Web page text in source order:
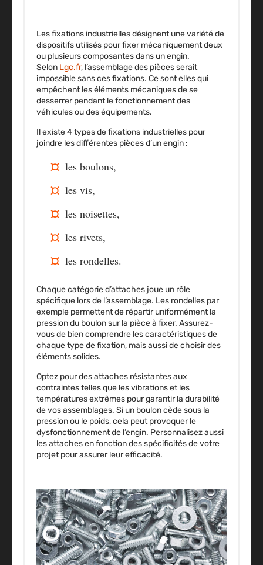
Lesfixations industriellesdésignent une variété de
dispositifs utilisés pour fixer mécaniquement deux
ou plusieurs composantes dans un engin.
Selon Lgc.fr, l’assemblage des pièces serait
impossible sans ces fixations. Ce sont elles qui
empêchent les éléments mécaniques de se
desserrer pendant le fonctionnement des
véhicules ou des équipements.
Il existe4 types de fixations industrielles pour
joindre les différentes pièces d’un engin :
les boulons,
les vis,
les noisettes,
les rivets,
les rondelles.
Chaque catégorie d’attaches joue un rôle
spécifique lors de l’assemblage. Les rondelles par
exemple permettent de répartir uniformément la
pressiondu boulon sur la pièce à fixer. Assurez-
vous de bien comprendre les caractéristiques de
chaque type de fixation, mais aussi de choisir des
éléments solides.
Optez pour des attaches résistantes aux
contraintes telles que les vibrations et les
températures extrêmes pour garantir la durabilité
de vos assemblages. Si un boulon cède sous la
pression ou le poids, cela peut provoquer le
dysfonctionnement de l’engin. Personnalisez aussi
les attaches en fonction des spécificités de votre
projetpour assurer leur efficacité.